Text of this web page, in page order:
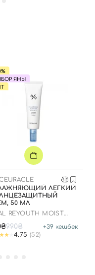
ЯНЫ
ЛЕГКИЙ
50 МЛ
REYOUTH MOIST
990₴ +39 кешбек
4.75 (52)
соглашения
e-mail